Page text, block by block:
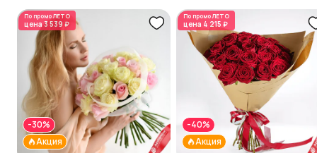
По промоЛЕТО
цена3 539 ₽
Акция
-30%
По промоЛЕТО
цена 4 215 ₽
Акция
-40%